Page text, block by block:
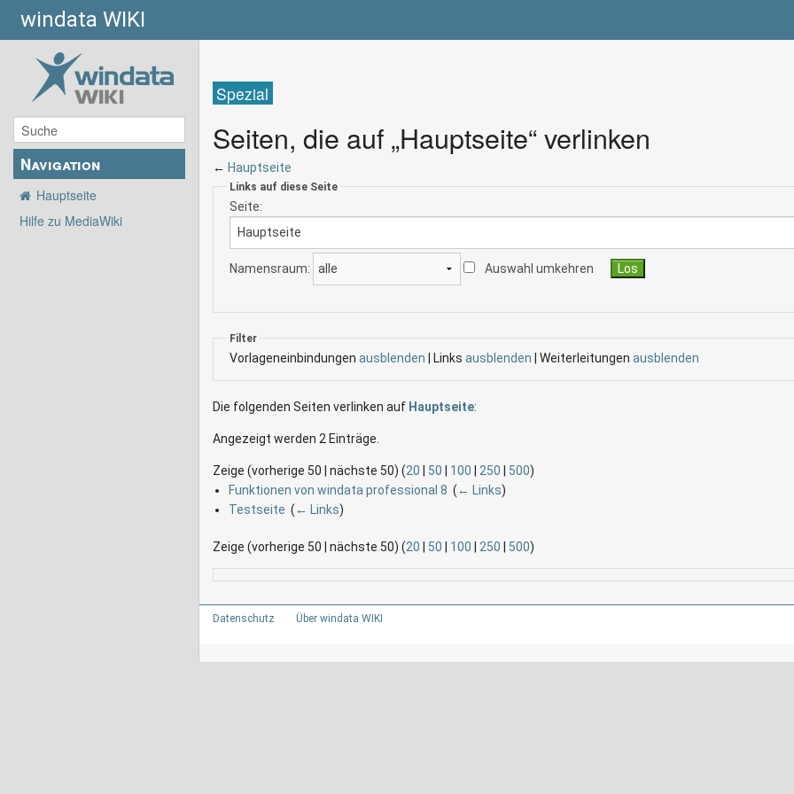
windata WIKI
Navigation
Hauptseite
Hilfe zu MediaWiki
Spezial
Seiten, die auf „Hauptseite“ verlinken
← Hauptseite
Links auf diese Seite
Seite:
Namensraum: Auswahl umkehren
Filter
Vorlageneinbindungen ausblenden | Links ausblenden | Weiterleitungen ausblenden
Die folgenden Seiten verlinken auf Hauptseite:
Angezeigt werden 2 Einträge.
Zeige (vorherige 50 | nächste 50) (20 50 100 250 500)
Funktionen von windata professional 8 ( ← Links)
Testseite ( ← Links)
Zeige (vorherige 50 | nächste 50) (20 50 100 250 500)
Datenschutz Über windata WIKI